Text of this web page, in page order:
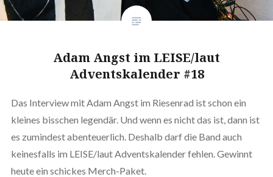
Adam Angst im LEISE/laut
Adventskalender #18
Das Interview mit Adam Angst im Riesenrad ist schon ein
kleines bisschen legendär. Und wenn es nicht das ist, dann ist
es zumindest abenteuerlich. Deshalb darf die Band auch
keinesfalls im LEISE/laut Adventskalender fehlen. Gewinnt
heute ein schickes Merch-Paket.